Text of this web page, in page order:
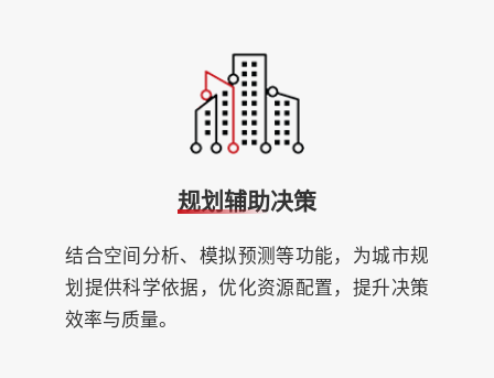
规划辅助决策
结合空间分析、模拟预测等功能，为城市规
划提供科学依据，优化资源配置，提升决策
效率与质量。